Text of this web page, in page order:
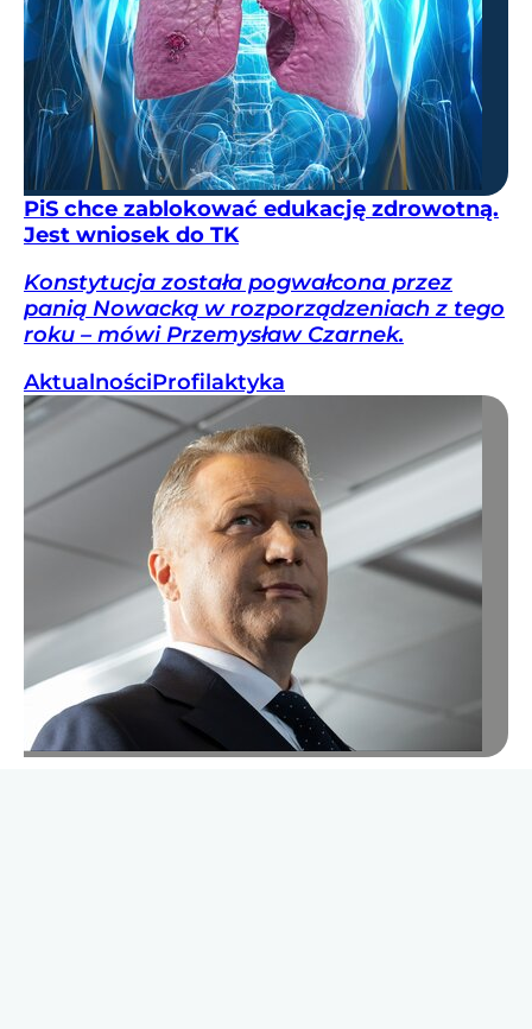
PiS chce zablokować edukację zdrowotną.
Jest wniosek do TK
Konstytucja została pogwałcona przez
panią Nowacką w rozporządzeniach z tego
roku – mówi Przemysław Czarnek.
AktualnościProfilaktyka